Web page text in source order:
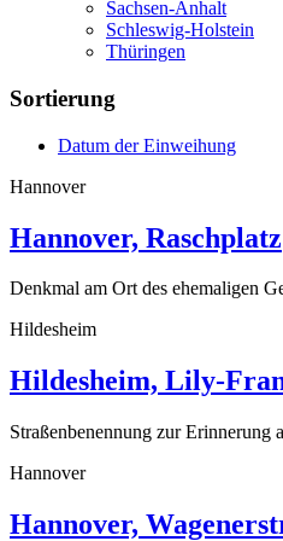
Sachsen-Anhalt
Schleswig-Holstein
Thüringen
Sortierung
Datum der Einweihung
Hannover
Hannover, Raschplatz
Denkmal am Ort des ehemaligen
Hildesheim
Hildesheim, Lily-
Straßenbenennung zur Erinnerung
Hannover
Hannover,